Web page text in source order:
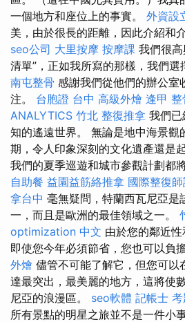
一個地方和座位上的事實。 外資設
美，由於很長的距離，因此介紹和
seo公司 大里按摩 按摩課 我們很
清單”，正如我所寫的那樣，我們選
南屯整骨 感謝我們從他們的辦公室
注。 台胞證 台中 高級外燴 逢甲 整
ANALYTICS 竹北 整復推拿 我們已
知的遙遠世界。 無論是地中海景觀
期，令人印象深刻的文化遺產還是
我們的夏季巡遊和城市參觀計劃都
自助餐 益園益筋絡推拿 國際整復
拿台中 毫無疑問，特蘭西瓦尼亞是
一，而且是歐洲的最佳領域之一。
optimization 中文 由於您的鄰近性
即使您今年必須節省，您也可以負
外燴 儘管不可能了解它，但您可以
達最突出，最美麗的地方，這將使
尼亞的浪漫區。 seo軟體 記帳士 考
所有景點的明星之旅並不是一件小